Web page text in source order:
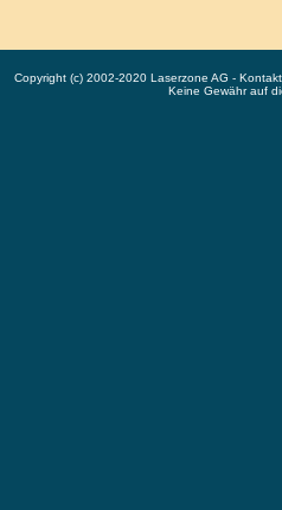
Copyright (c) 2002-2020 Laserzone AG -
Keine Gewähr auf